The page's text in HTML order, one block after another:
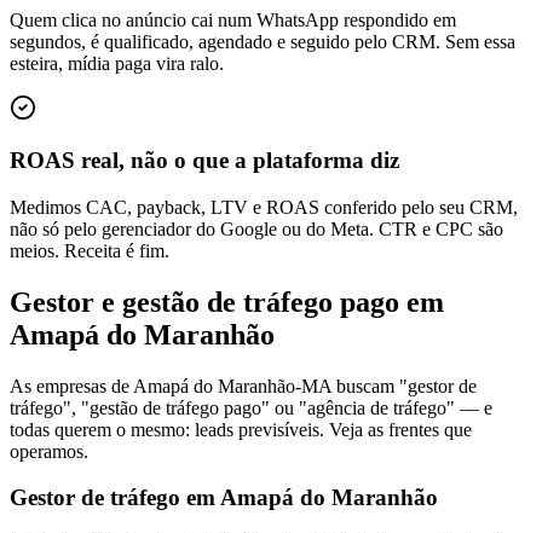
Quem clica no anúncio cai num WhatsApp respondido em
segundos, é qualificado, agendado e seguido pelo CRM. Sem essa
esteira, mídia paga vira ralo.
ROAS real, não o que a plataforma diz
Medimos CAC, payback, LTV e ROAS conferido pelo seu CRM,
não só pelo gerenciador do Google ou do Meta. CTR e CPC são
meios. Receita é fim.
Gestor e gestão de tráfego pago em
Amapá do Maranhão
As empresas de Amapá do Maranhão-MA buscam "gestor de
tráfego", "gestão de tráfego pago" ou "agência de tráfego" — e
todas querem o mesmo: leads previsíveis. Veja as frentes que
operamos.
Gestor de tráfego em Amapá do Maranhão